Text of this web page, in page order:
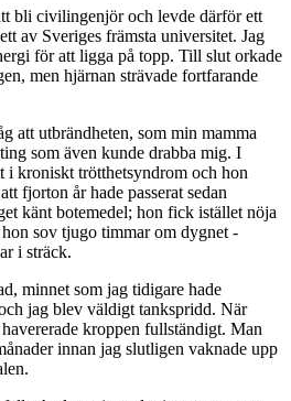
bli civilingenjör och levde därför ett
av Sveriges främsta universitet. Jag
för att ligga på topp. Till slut orkade
men hjärnan strävade fortfarande
att utbrändheten, som min mamma
som även kunde drabba mig. I
i kroniskt trötthetsyndrom och hon
fjorton år hade passerat sedan
känt botemedel; hon fick istället nöja
sov tjugo timmar om dygnet -
i sträck.
minnet som jag tidigare hade
jag blev väldigt tankspridd. När
kroppen fullständigt. Man
innan jag slutligen vaknade upp